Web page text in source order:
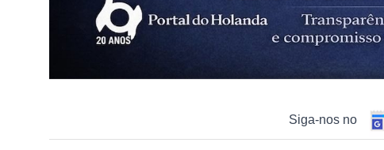
Siga-nos no